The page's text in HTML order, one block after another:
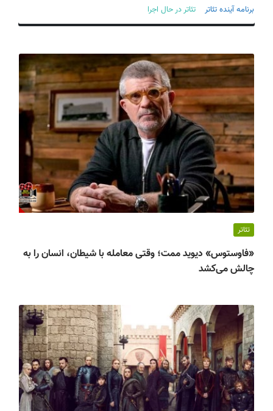
ی
ی
ر
ا
ن
برنامه آینده تئاتر تئاتر در حال اجرا
تئاتر
«فاوستوس» دیوید ممت؛ وقتی معامله با شیطان، انسان را به
چالش می‌کشد